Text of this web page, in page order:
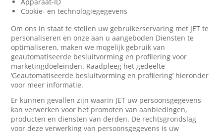
Cookie- en technologiegegevens
Om ons in staat te stellen uw gebruikerservaring met JET te
personaliseren en onze aan u aangeboden Diensten te
optimaliseren, maken we mogelijk gebruik van
geautomatiseerde besluitvorming en profilering voor
marketingdoeleinden. Raadpleeg het gedeelte
‘Geautomatiseerde besluitvorming en profilering’ hieronder
voor meer informatie.
Er kunnen gevallen zijn waarin JET uw persoonsgegevens
kan verwerken voor het promoten van aanbiedingen,
producten en diensten van derden. De rechtsgrondslag
voor deze verwerking van persoonsgegevens is uw